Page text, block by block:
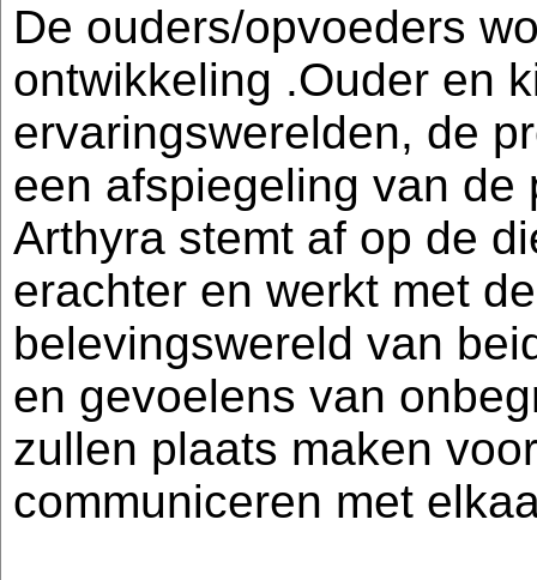
De ouders/opvoeders
ontwikkeling .Ouder en
ervaringswerelden, de
een afspiegeling van de
Arthyra stemt af op de
erachter en werkt met
belevingswereld van
en gevoelens van
zullen plaats maken
communiceren met